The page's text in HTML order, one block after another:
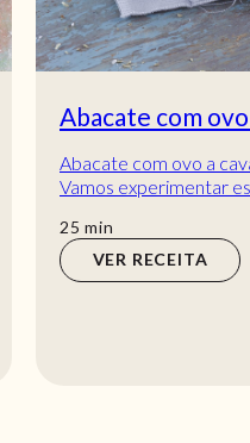
Omelete oriental
Já provou omelete
omelete oriental e
25 min
min
VER RECEITA